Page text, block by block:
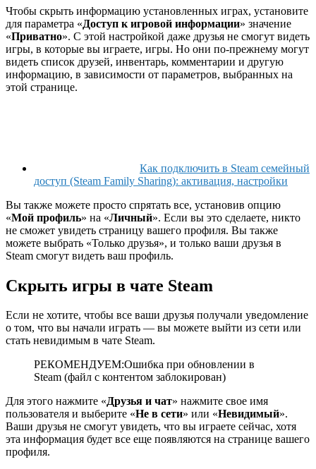
Чтобы скрыть информацию установленных играх, установите
для параметра «Доступ к игровой информации» значение
«Приватно». С этой настройкой даже друзья не смогут видеть
игры, в которые вы играете, игры. Но они по-прежнему могут
видеть список друзей, инвентарь, комментарии и другую
информацию, в зависимости от параметров, выбранных на
этой странице.
Как подключить в Steam семейный
доступ (Steam Family Sharing): активация, настройки
Вы также можете просто спрятать все, установив опцию
«Мой профиль» на «Личный». Если вы это сделаете, никто
не сможет увидеть страницу вашего профиля. Вы также
можете выбрать «Только друзья», и только ваши друзья в
Steam смогут видеть ваш профиль.
Скрыть игры в чате Steam
Если не хотите, чтобы все ваши друзья получали уведомление
о том, что вы начали играть — вы можете выйти из сети или
стать невидимым в чате Steam.
РЕКОМЕНДУЕМ:Ошибка при обновлении в
Steam (файл с контентом заблокирован)
Для этого нажмите «Друзья и чат» нажмите свое имя
пользователя и выберите «Не в сети» или «Невидимый».
Ваши друзья не смогут увидеть, что вы играете сейчас, хотя
эта информация будет все еще появляются на странице вашего
профиля.